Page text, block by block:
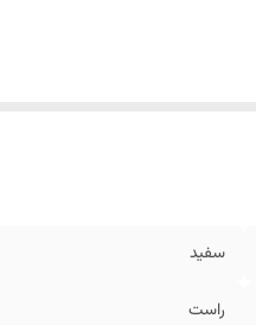
سفید
راست